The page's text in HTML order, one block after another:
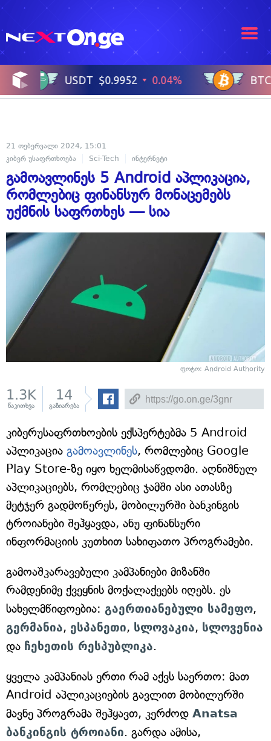
21 თებერვალი 2024, 15:01
კიბერ უსაფრთხოება
Sci-Tech ინტერნეტი
გამოავლინეს 5 Android აპლიკაცია,
რომლებიც ფინანსურ მონაცემებს
უქმნის საფრთხეს — სია
ფოტო: Android Authority
1.3K
წაკითხვა
14
გაზიარება
კიბერუსაფრთხოების ექსპერტებმა 5 Android
აპლიკაცია გამოავლინეს, რომლებიც Google
Play Store-ზე იყო ხელმისაწვდომი. აღნიშნულ
აპლიკაციებს, რომლებიც ჯამში ასი ათასზე
მეტჯერ გადმოწერეს, მობილურში ბანკინგის
ტროიანები შეჰყავდა, ანუ ფინანსური
ინფორმაციის კუთხით სახიფათო პროგრამები.
გამოაშკარავებული კამპანიები მიზანში
რამდენიმე ქვეყნის მოქალაქეებს იღებს. ეს
სახელმწიფოებია: გაერთიანებული სამეფო,
გერმანია, ესპანეთი, სლოვაკია, სლოვენია
და ჩეხეთის რესპუბლიკა.
ყველა კამპანიას ერთი რამ აქვს საერთო: მათ
Android აპლიკაციების გავლით მობილურში
მავნე პროგრამა შეჰყავთ, კერძოდ Anatsa
ბანკინგის ტროიანი. გარდა ამისა,